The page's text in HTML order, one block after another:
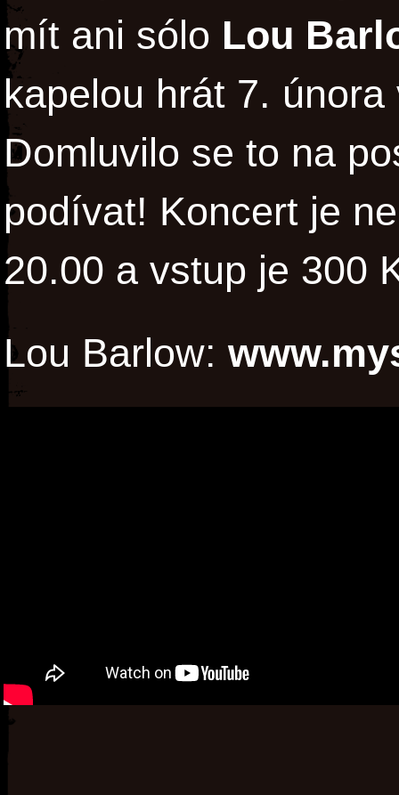
mít ani sólo Lou
kapelou hrát 7.
Domluvilo se to na
podívat! Koncert je
20.00 a vstup je 300
Lou Barlow: